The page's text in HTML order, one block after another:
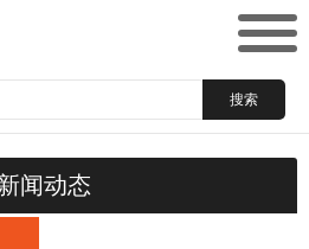
搜索
闻动态